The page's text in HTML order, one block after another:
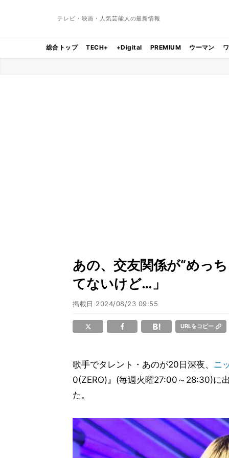
テレビ・映画・人気芸能人の最新情報
総合トップ TECH+ +Digital PREMIUM ウーマン
あの、交友関係が“めっ
てないけど…」
掲載日 2024/08/23 09:55
URLをコピー
歌手でタレント・あのが20日深夜、 ニ
0(ZERO)』(毎週火曜27:00～28:30)に
た。